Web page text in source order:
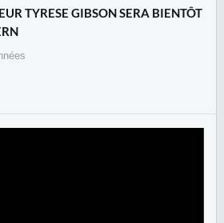
TYRESE GIBSON SERA BIENTÔT